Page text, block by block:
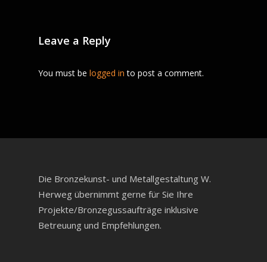
Leave a Reply
You must be logged in to post a comment.
Die Bronzekunst- und Metallgestaltung W.
Herweg übernimmt gerne für Sie Ihre
Projekte/Bronzegussaufträge inklusive
Betreuung und Empfehlungen.